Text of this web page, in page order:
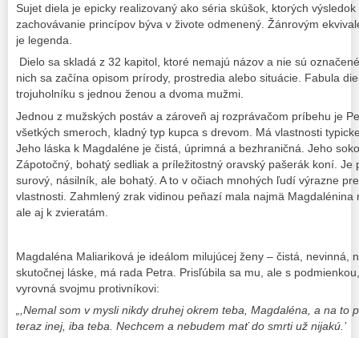
Sujet diela je epicky realizovaný ako séria skúšok, ktorých
zachovávanie princípov býva v živote odmenený. Žánrovým
je legenda.
Dielo sa skladá z 32 kapitol, ktoré nemajú názov a nie sú
nich sa začína opisom prírody, prostredia alebo situácie. Fabula
trojuholníku s jednou ženou a dvoma mužmi.
Jednou z mužských postáv a zároveň aj rozprávačom príbehu je
všetkých smeroch, kladný typ kupca s drevom. Má vlastnosti
Jeho láska k Magdaléne je čistá, úprimná a bezhraničná. Jeho
Zápotočný, bohatý sedliak a príležitostný oravský pašerák koní. Je
surový, násilník, ale bohatý. A to v očiach mnohých ľudí výrazne
vlastnosti. Zahmlený zrak vidinou peňazí mala najmä
ale aj k zvieratám.
Magdaléna Maliariková je ideálom milujúcej ženy – čistá, nevinná,
skutočnej láske, má rada Petra. Prisľúbila sa mu, ale s
vyrovná svojmu protivníkovi:
„,Nemal som v mysli nikdy druhej okrem teba, Magdaléna, a na to
teraz inej, iba teba. Nechcem a nebudem mať do smrti už nijakú. ’